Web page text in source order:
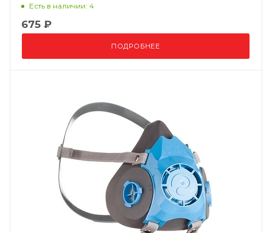
Есть в наличии: 4
675 ₽
ПОДРОБНЕЕ